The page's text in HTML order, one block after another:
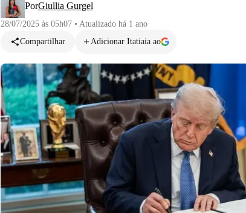
PorGiullia Gurgel
28/07/2025 às 05h07 • Atualizado há 1 ano
Compartilhar
Adicionar Itatiaia ao